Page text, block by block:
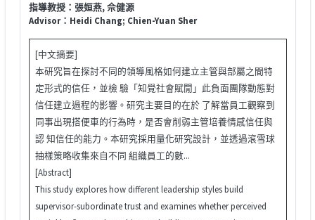
指導教授：張姮燕, 佘健源
Advisor：Heidi Chang; Chien-Yuan Sher
[中文摘要]
本研究旨在探討不同的領導風格如何建立主管與部屬之間特
定形式的信任，並檢 驗「知覺社會賦閒」此負面團隊動態對
信任建立過程的影響。研究主要目的在於 了解當員工觀察到
同事出現搭便車的行為時，是否會削弱主管培養情感信任與
認 知信任的能力。本研究採用量化研究設計，並透過滾雪球
抽樣策略收集來自不同 組織員工的數...
[Abstract]
This study explores how different leadership styles build
supervisor-subordinate trust and examines whether perceived